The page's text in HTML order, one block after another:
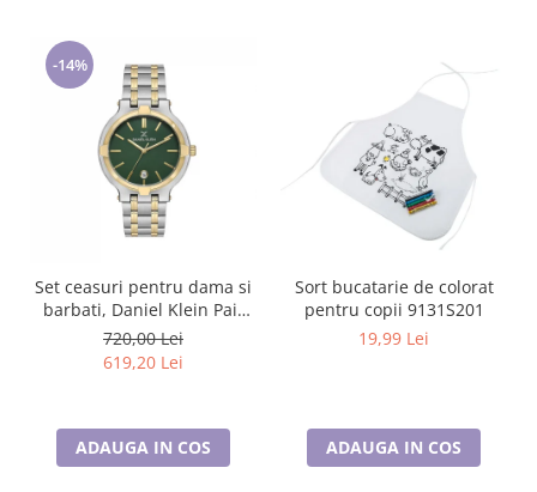
-14%
Set ceasuri pentru dama si
barbati, Daniel Klein Pair
DK.1.13908.4
720,00 Lei
619,20 Lei
ADAUGA IN COS
Sort bucatarie de colorat
pentru copii 9131S201
19,99 Lei
ADAUGA IN COS